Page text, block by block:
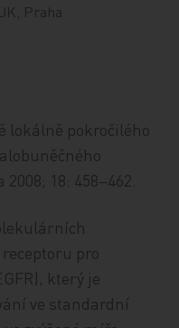
Praha
lokálně pokročilého
2008; 18: 458–462.
pro
který je
ve standardní